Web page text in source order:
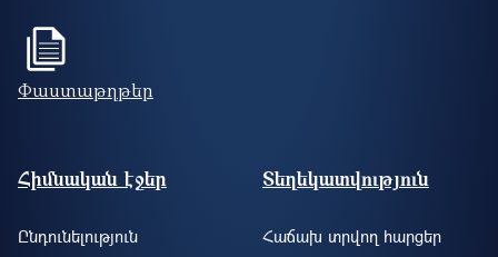
Փաստաթղթեր
Footer site information
Հիմնական էջեր
Ընդունելություն
Տեղեկատվություն
Հաճախ տրվող հարցեր